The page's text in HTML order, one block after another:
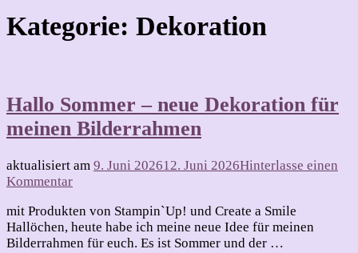
Kategorie: Dekoration
Hallo Sommer – neue Dekoration für
meinen Bilderrahmen
aktualisiert am 9. Juni 202612. Juni 2026Hinterlasse einen
Kommentarzu
Sommer
–
neue
mit Produkten von Stampin`Up! und Create a Smile
Hallöchen, heute habe ich meine neue Idee für meinen
Bilderrahmen für euch. Es ist Sommer und der …